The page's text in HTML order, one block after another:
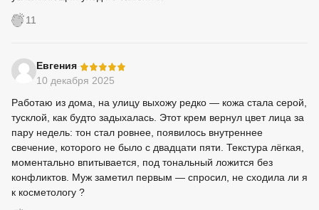
11
Евгения
10 декабря 2025
Работаю из дома, на улицу выхожу редко — кожа стала серой,
тусклой, как будто задыхалась. Этот крем вернул цвет лица за
пару недель: тон стал ровнее, появилось внутреннее
свечение, которого не было с двадцати пяти. Текстура лёгкая,
моментально впитывается, под тональный ложится без
конфликтов. Муж заметил первым — спросил, не сходила ли я
к косметологу ?